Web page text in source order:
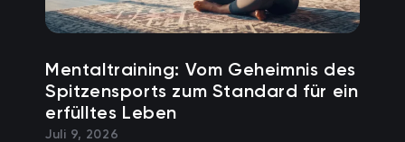
Mentaltraining: Vom Geheimnis des
Spitzensports zum Standard für ein
erfülltes Leben
Juli 9, 2026